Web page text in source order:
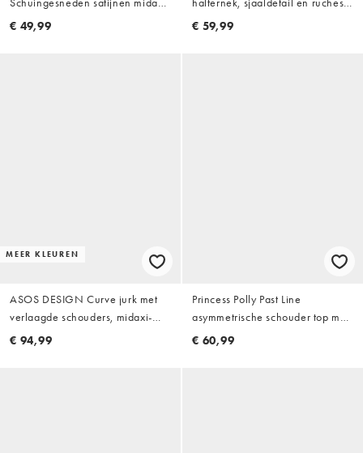
jurk in olijfgroen
€ 49,99
aan de zoom in bitter
€ 59,99
MEER KLEUREN
ASOS DESIGN Curve jurk met
verlaagde schouders, midaxi-
lengte en asymmetrische
€ 94,99
Princess Polly Past Line
asymmetrische schouder top met
contrasterende strepen als co-
€ 60,99